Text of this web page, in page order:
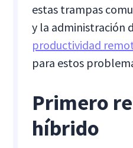
estas trampas
y la administración
productividad
para estos
Primero
híbrido